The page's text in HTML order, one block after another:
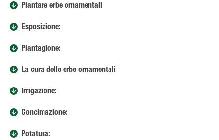
Piantare erbe ornamentali
Esposizione:
Piantagione:
La cura delle erbe ornamentali
Irrigazione:
Concimazione:
Potatura: